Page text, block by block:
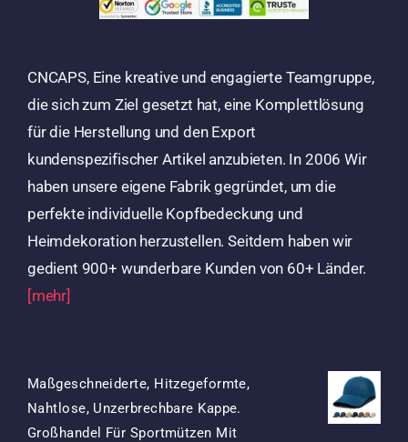
CNCAPS, Eine kreative und engagierte Teamgruppe,
die sich zum Ziel gesetzt hat, eine Komplettlösung
für die Herstellung und den Export
kundenspezifischer Artikel anzubieten. In 2006 Wir
haben unsere eigene Fabrik gegründet, um die
perfekte individuelle Kopfbedeckung und
Heimdekoration herzustellen. Seitdem haben wir
gedient 900+ wunderbare Kunden von 60+ Länder.
[mehr]
Maßgeschneiderte, Hitzegeformte,
Nahtlose, Unzerbrechbare Kappe.
Großhandel Für Sportmützen Mit